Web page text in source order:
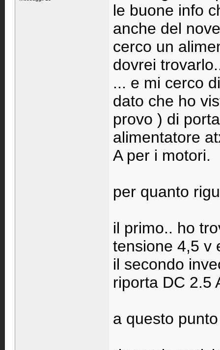
le buone info
anche del
cerco un
dovrei
... e mi cerco
dato che ho
provo ) di
alimentatore
A per i motori.
per quanto
il primo.. ho
tensione 4,5 v
il secondo
riporta DC 2.5
a questo